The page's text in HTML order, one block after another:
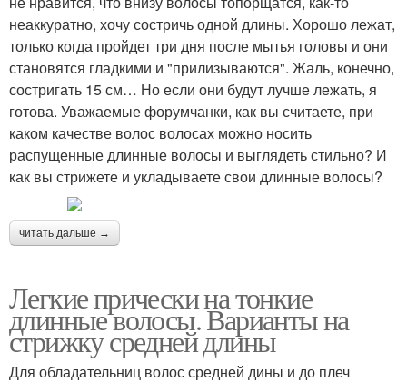
неаккуратно, хочу состричь одной длины. Хорошо лежат,
только когда пройдет три дня после мытья головы и они
становятся гладкими и "прилизываются". Жаль, конечно,
состригать 15 см… Но если они будут лучше лежать, я
готова. Уважаемые форумчанки, как вы считаете, при
каком качестве волос волосах можно носить
распущенные длинные волосы и выглядеть стильно? И
как вы стрижете и укладываете свои длинные волосы?
читать дальше →
Легкие прически на тонкие
длинные волосы. Варианты на
стрижку средней длины
Для обладательниц волос средней дины и до плеч